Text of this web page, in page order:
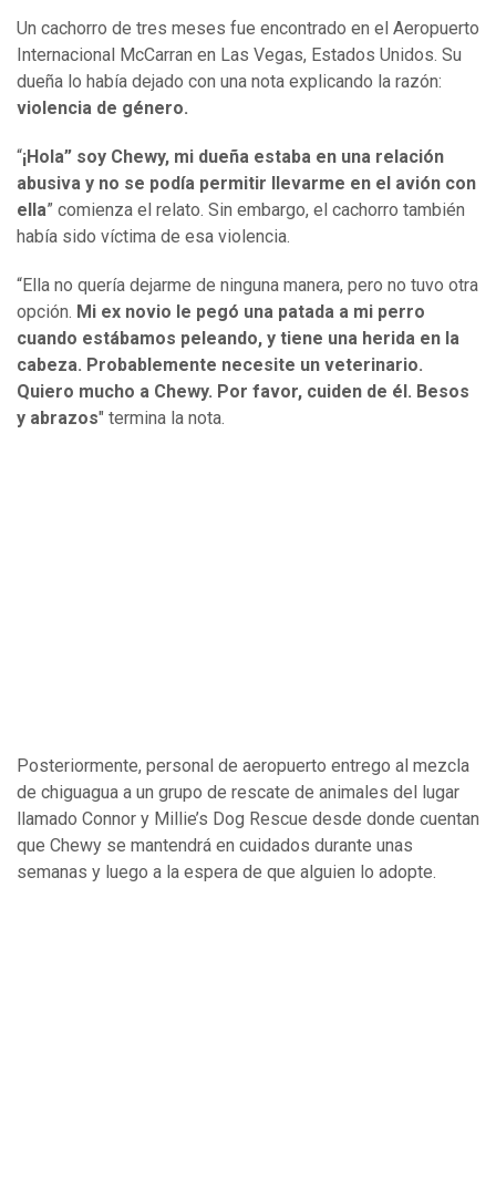
Un cachorro de tres meses fue encontrado en el Aeropuerto
Internacional McCarran en Las Vegas, Estados Unidos. Su
dueña lo había dejado con una nota explicando la razón:
violencia de género.
“¡Hola” soy Chewy, mi dueña estaba en una relación
abusiva y no se podía permitir llevarme en el avión con
ella” comienza el relato. Sin embargo, el cachorro también
había sido víctima de esa violencia.
“Ella no quería dejarme de ninguna manera, pero no tuvo otra
opción. Mi ex novio le pegó una patada a mi perro
cuando estábamos peleando, y tiene una herida en la
cabeza. Probablemente necesite un veterinario.
Quiero mucho a Chewy. Por favor, cuiden de él. Besos
y abrazos" termina la nota.
Posteriormente, personal de aeropuerto entrego al mezcla
de chiguagua a un grupo de rescate de animales del lugar
llamado Connor y Millie’s Dog Rescue desde donde cuentan
que Chewy se mantendrá en cuidados durante unas
semanas y luego a la espera de que alguien lo adopte.